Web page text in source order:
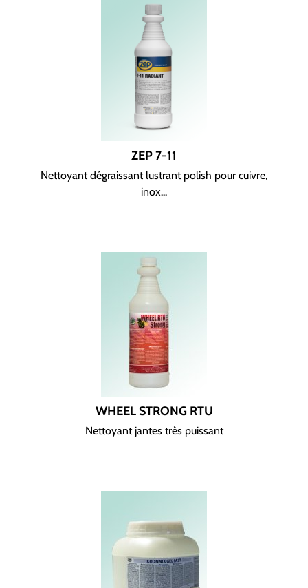
ZEP 7-11
Nettoyant dégraissant lustrant polish pour cuivre,
inox...
WHEEL STRONG RTU
Nettoyant jantes très puissant